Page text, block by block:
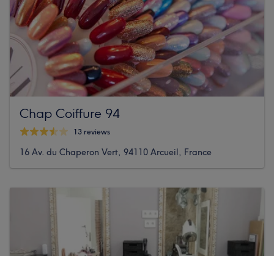
Chap Coiffure 94
13 reviews
16 Av. du Chaperon Vert, 94110 Arcueil, France